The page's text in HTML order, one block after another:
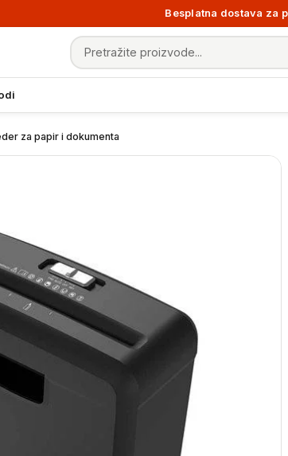
Besplatna dostava za
Pretraga proizvoda
za papir i dokumenta